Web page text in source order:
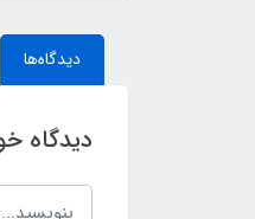
دیدگاه‌ها
دیدگاه